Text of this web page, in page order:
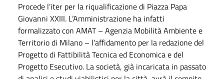
Procede l’iter per la riqualificazione di Piazza Papa
Giovanni XXIII. L’Amministrazione ha infatti
formalizzato con AMAT – Agenzia Mobilità Ambiente e
Territorio di Milano – l’affidamento per la redazione del
Progetto di Fattibilità Tecnica ed Economica e del
Progetto Esecutivo. La società, già incaricata in passato